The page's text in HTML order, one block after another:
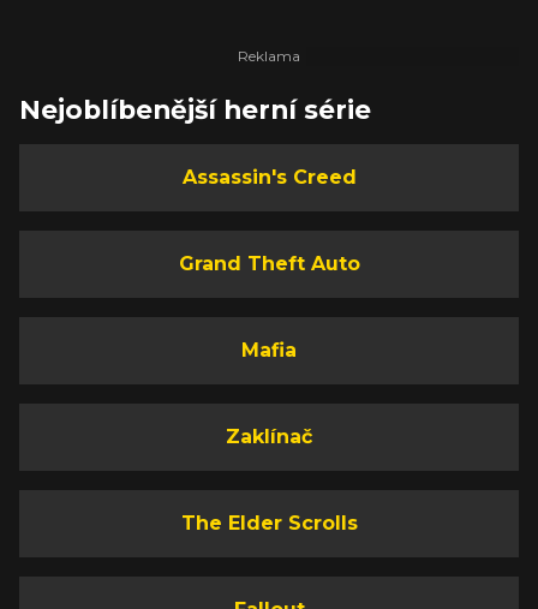
Nejoblíbenější herní série
Assassin's Creed
Grand Theft Auto
Mafia
Zaklínač
The Elder Scrolls